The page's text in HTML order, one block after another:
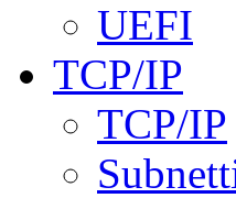
UEFI
TCP/IP
TCP/IP